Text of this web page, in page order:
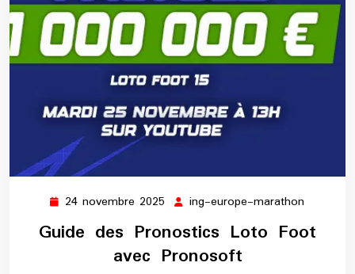
24 novembre 2025 24
novembre
2025
ing-europe-marathon
europe-
marathon
Guide des Pronostics Loto Foot
avec Pronosoft